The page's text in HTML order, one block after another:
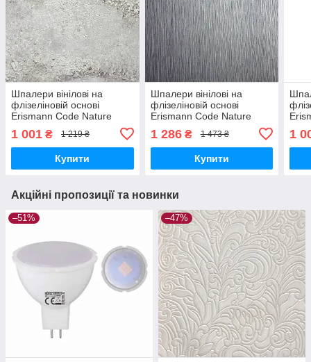
Шпалери вінілові на
флізеліновій основі
Erismann Code Nature
(12153-31)
1 001 ₴ 1 219 ₴
Купити
Шпалери вінілові на
флізеліновій основі
Erismann Code Nature
темно-сірий 1,06 х 10,05 м
(12109-47)
1 286₴ 1 473 ₴
Купити
1
Акційні пропозиції та новинки
–51% –47%